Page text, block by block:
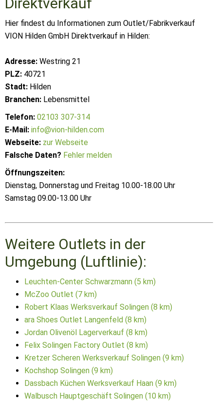
Hier findest du Informationen zum Outlet/Fabrikverkauf
VION Hilden GmbH Direktverkauf in Hilden:
Adresse: Westring 21
PLZ: 40721
Stadt: Hilden
Branchen: Lebensmittel
Telefon: 02103 307-314
E-Mail: info@vion-hilden.com
Webseite: zur Webseite
Falsche Daten? Fehler melden
Öffnungszeiten:
Dienstag, Donnerstag und Freitag 10.00-18.00 Uhr
Samstag 09.00-13.00 Uhr
Weitere Outlets in der
Umgebung (Luftlinie):
Leuchten-Center Schwarzmann (5 km)
McZoo Outlet (7 km)
Robert Klaas Werksverkauf Solingen (8 km)
ara Shoes Outlet Langenfeld (8 km)
Jordan Olivenöl Lagerverkauf (8 km)
Felix Solingen Factory Outlet (8 km)
Kretzer Scheren Werksverkauf Solingen (9 km)
Kochshop Solingen (9 km)
Dassbach Küchen Werksverkauf Haan (9 km)
Walbusch Hauptgeschäft Solingen (10 km)